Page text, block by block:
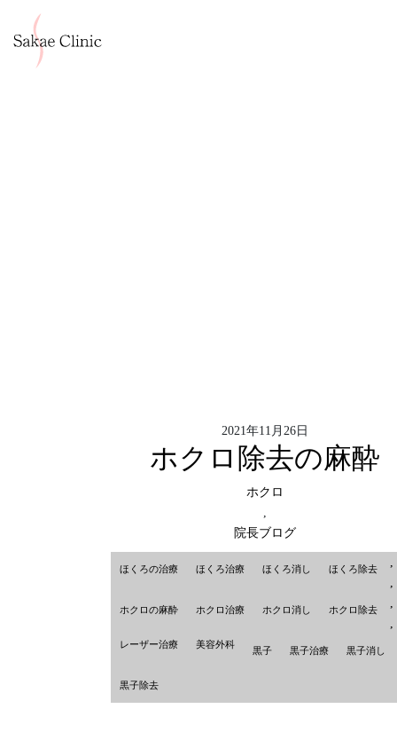
2021年11月26日
ホクロ除去の麻酔
ホクロ
,
院長ブログ
ほくろの治療 ,
ほくろ治療 ほくろ消し ほくろ除去
,
ホクロの麻酔 ホクロ治療 ホクロ消し ,
ホクロ除去
レーザー治療 美容外科
,
黒子 黒子治療 黒子消し
黒子除去